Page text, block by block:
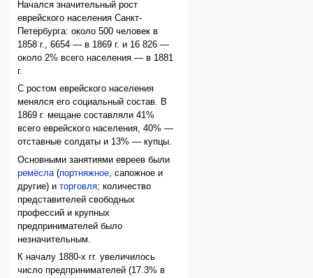
Начался значительный рост
еврейского населения Санкт-
Петербурга: около 500 человек в
1858 г., 6654 — в 1869 г. и 16 826 —
около 2% всего населения — в 1881
г.
С ростом еврейского населения
менялся его социальный состав. В
1869 г. мещане составляли 41%
всего еврейского населения, 40% —
отставные солдаты и 13% — купцы.
Основными занятиями евреев были
ремёсла (портняжное , сапожное и
другие) иторговля; количество
представителей свободных
профессий и крупных
предпринимателей было
незначительным.
К началу 1880-х гг. увеличилось
число предпринимателей (17.3% в